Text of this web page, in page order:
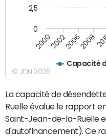
Capacité
2000200220062008
0
2,5
© JDN 2026
La capacité de
Ruelle évalue le rapport
Saint-Jean-de-la-Ruelle
d'autofinancement). Ce